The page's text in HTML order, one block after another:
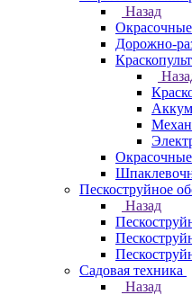
Назад
Дорожно-
Пескоструйное
Назад
Садовая техника
Назад